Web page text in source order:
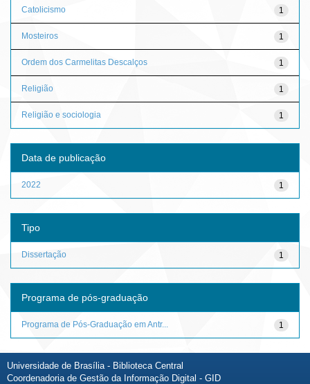
1
Catolicismo
1
Mosteiros
1
Ordem dos Carmelitas Descalços
1
Religião
1
Religião e sociologia
Data de publicação
1
2022
Tipo
1
Dissertação
Programa de pós-graduação
1
Programa de Pós-Graduação em Antr...
Universidade de Brasília - Biblioteca Central
Coordenadoria de Gestão da Informação Digital - GID